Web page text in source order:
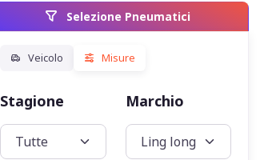
Selezione Pneumatici
Stagione Marchio